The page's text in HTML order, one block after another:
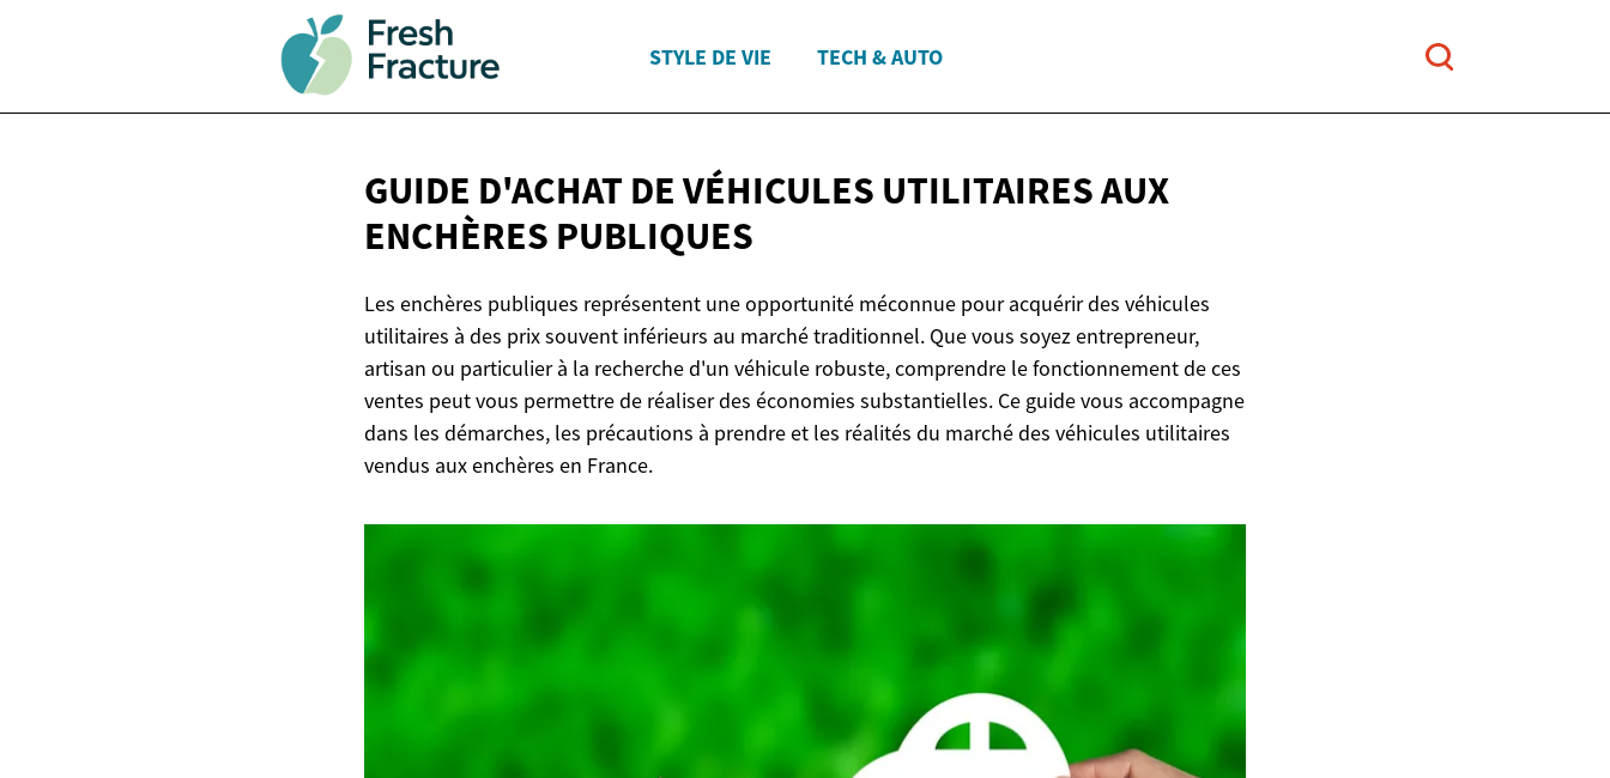
STYLE DE VIE TECH & AUTO
GUIDE D'ACHAT DE VÉHICULES UTILITAIRES AUX
ENCHÈRES PUBLIQUES
Les enchères publiques représentent une opportunité méconnue pour acquérir des véhicules
utilitaires à des prix souvent inférieurs au marché traditionnel. Que vous soyez entrepreneur,
artisan ou particulier à la recherche d'un véhicule robuste, comprendre le fonctionnement de ces
ventes peut vous permettre de réaliser des économies substantielles. Ce guide vous accompagne
dans les démarches, les précautions à prendre et les réalités du marché des véhicules utilitaires
vendus aux enchères en France.